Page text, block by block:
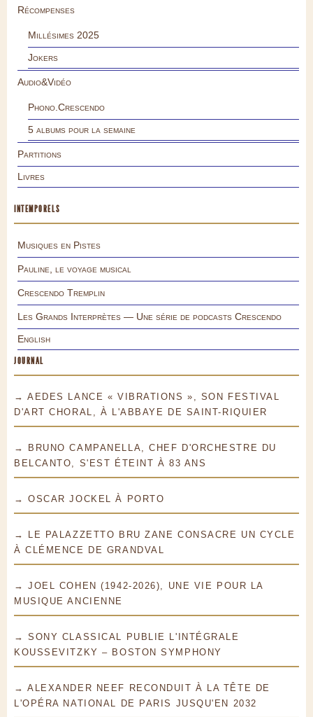
Récompenses
Millésimes 2025
Jokers
Audio&Vidéo
Phono.Crescendo
5 albums pour la semaine
Partitions
Livres
INTEMPORELS
Musiques en Pistes
Pauline, le voyage musical
Crescendo Tremplin
Les Grands Interprètes — Une série de podcasts Crescendo
English
JOURNAL
→ AEDES LANCE « VIBRATIONS », SON FESTIVAL
D'ART CHORAL, À L'ABBAYE DE SAINT-RIQUIER
→ BRUNO CAMPANELLA, CHEF D'ORCHESTRE DU
BELCANTO, S'EST ÉTEINT À 83 ANS
→ OSCAR JOCKEL À PORTO
→ LE PALAZZETTO BRU ZANE CONSACRE UN CYCLE
À CLÉMENCE DE GRANDVAL
→ JOEL COHEN (1942-2026), UNE VIE POUR LA
MUSIQUE ANCIENNE
→ SONY CLASSICAL PUBLIE L'INTÉGRALE
KOUSSEVITZKY – BOSTON SYMPHONY
→ ALEXANDER NEEF RECONDUIT À LA TÊTE DE
L'OPÉRA NATIONAL DE PARIS JUSQU'EN 2032